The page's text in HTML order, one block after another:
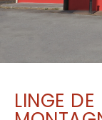
LINGE